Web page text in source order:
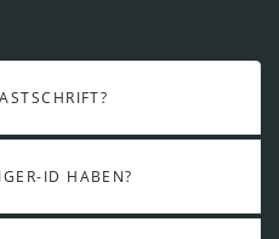
ID HABEN?